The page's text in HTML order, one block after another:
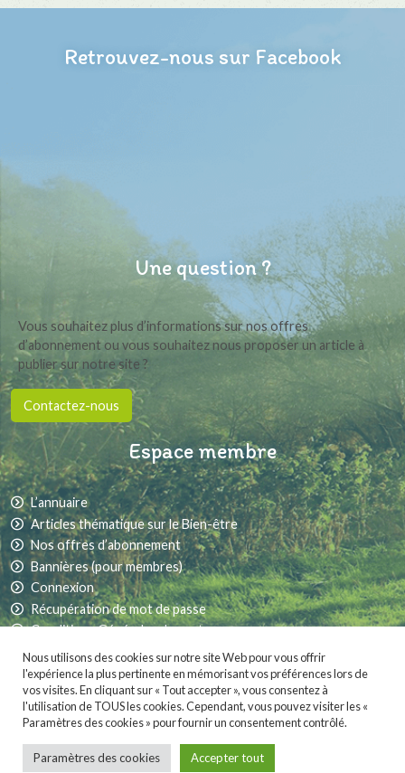
Retrouvez-nous sur Facebook
Une question ?
Vous souhaitez plus d’informations sur nos offres
d’abonnement ou vous souhaitez nous proposer un article à
publier sur notre site ?
Contactez-nous
Espace membre
L’annuaire
Articles thématique sur le Bien-être
Nos offres d’abonnement
Bannières (pour membres)
Connexion
Récupération de mot de passe
Conditions Générales de vente
Partager sur les réseaux sociaux :
MaVieNature.fr est fièrement propulsé par . Une création Whornat Design
Mentions légales| Conditions générales de vente
Nous utilisons des cookies sur notre site Web pour vous offrir
l'expérience la plus pertinente en mémorisant vos préférences lors de
vos visites. En cliquant sur « Tout accepter », vous consentez à
l'utilisation de TOUS les cookies. Cependant, vous pouvez visiter les «
Paramètres des cookies » pour fournir un consentement contrôlé.
Paramètres des cookies Accepter tout